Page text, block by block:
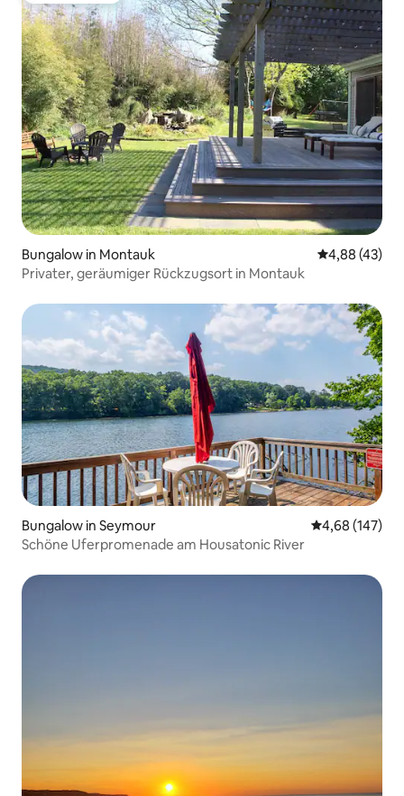
Bungalow in Montauk
4,88 (43)
Privater, geräumiger Rückzugsort in Montauk
Bungalow in Seymour
4,68 (147)
Schöne Uferpromenade am Housatonic River